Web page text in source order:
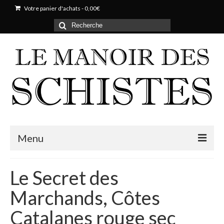
Votre panier d'achats -0,00€
Rechercher
:
Menu
Histoire
Parcelles & Cépages
Le Secret des
Marchands, Côtes
Catalanes rouge sec